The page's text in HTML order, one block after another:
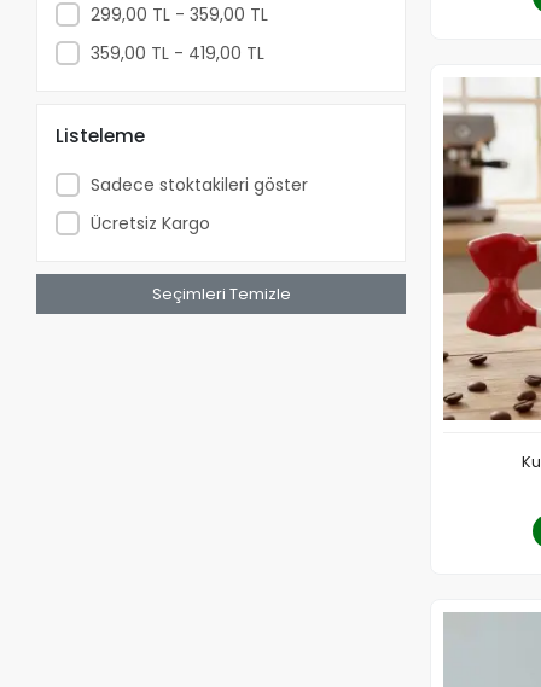
299,00 TL - 359,00 TL
359,00 TL - 419,00 TL
Listeleme
Sadece stoktakileri göster
Ücretsiz Kargo
Seçimleri Temizle